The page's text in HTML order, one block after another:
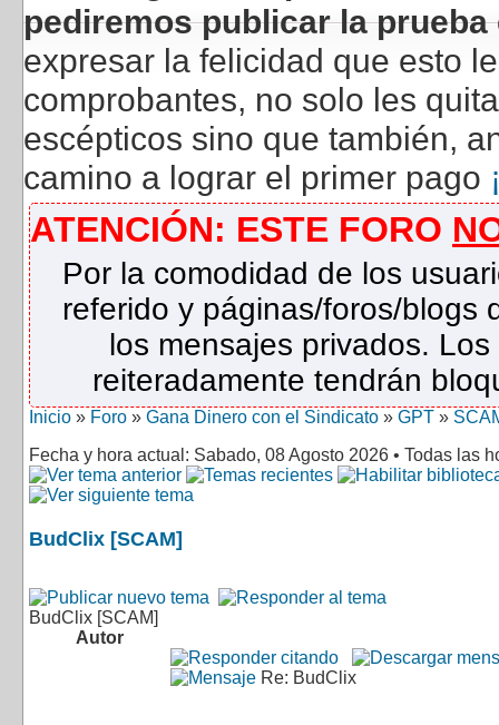
pediremos publicar la
expresar la felicidad que esto
comprobantes, no solo les
escépticos sino que también,
camino a lograr el primer pago
ATENCIÓN: ESTE FORO
Por la comodidad de los
referido y páginas/foros/blogs
los mensajes privados.
reiteradamente tendrán
Inicio » Foro » Gana Dinero con el Sindicato » GPT »
Fecha y hora actual: Sabado, 08 Agosto 2026 • Todas las
BudClix [SCAM]
BudClix [SCAM]
Autor
Re: BudClix